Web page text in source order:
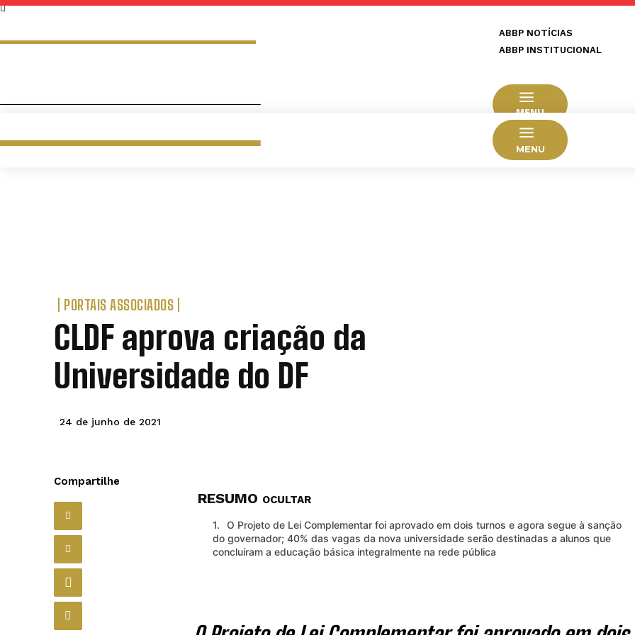
ABBP NOTÍCIAS
ABBP INSTITUCIONAL
MENU
HOME
MENU
PORTAIS ASSOCIADOS
CLDF aprova criação da
Universidade do DF
24 de junho de 2021
Compartilhe
RESUMO OCULTAR
O Projeto de Lei Complementar foi aprovado em dois turnos e agora segue à sanção
do governador; 40% das vagas da nova universidade serão destinadas a alunos que
concluíram a educação básica integralmente na rede pública